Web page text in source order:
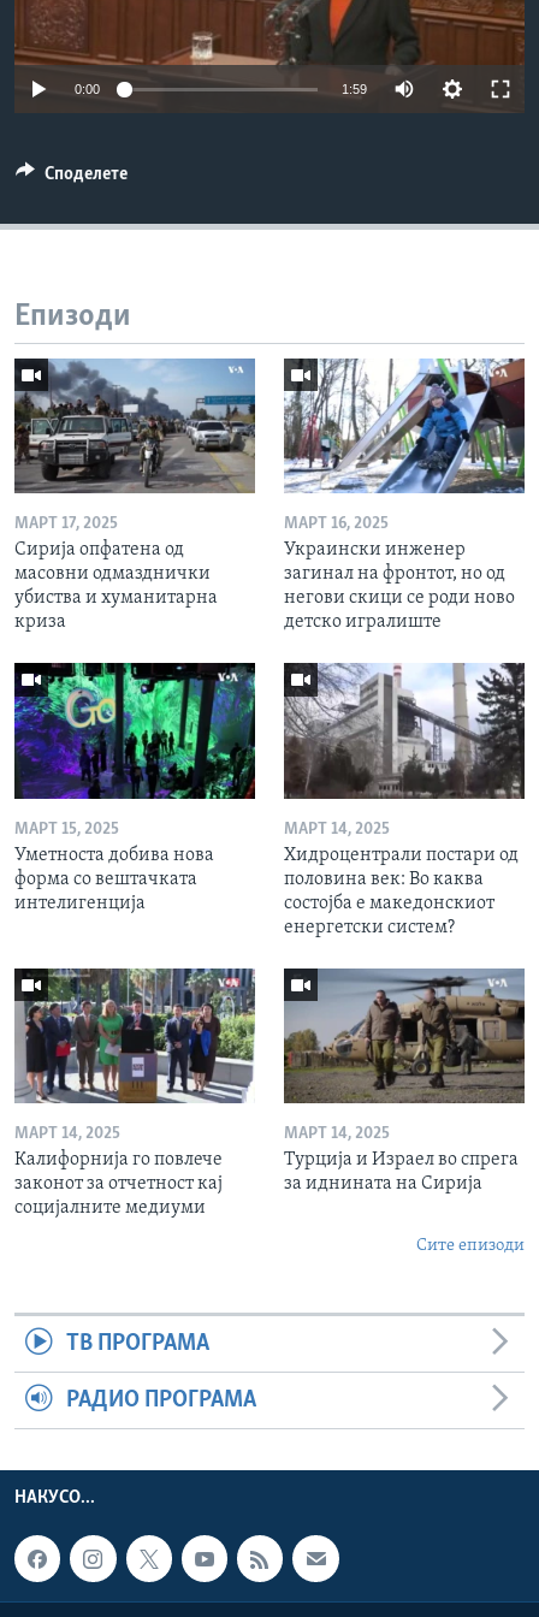
ИНТЕРВЈУА
Јазици
0:00 1:59
Споделете
Епизоди
МАРТ 17, 2025
Сирија опфатена од
масовни одмазднички
убиства и хуманитарна
криза
МАРТ 16, 2025
Украински инженер
загинал на фронтот, но од
негови скици се роди ново
детско игралиште
МАРТ 15, 2025
Уметноста добива нова
форма со вештачката
интелигенција
МАРТ 14, 2025
Хидроцентрали постари од
половина век: Во каква
состојба е македонскиот
енергетски систем?
МАРТ 14, 2025
Калифорнија го повлече
законот за отчетност кај
социјалните медиуми
МАРТ 14, 2025
Турција и Израел во спрега
за иднината на Сирија
Сите епизоди
ТВ ПРОГРАМА
РАДИО ПРОГРАМА
НАКУСО...